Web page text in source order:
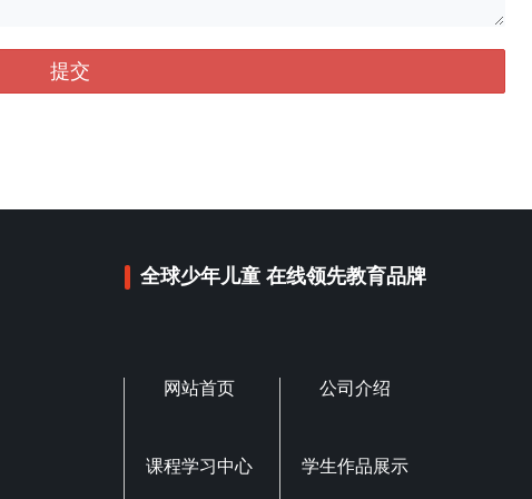
网站首页 公司介绍
课程学习中心 学生作品展示
全球少年儿童 在线领先教育品牌